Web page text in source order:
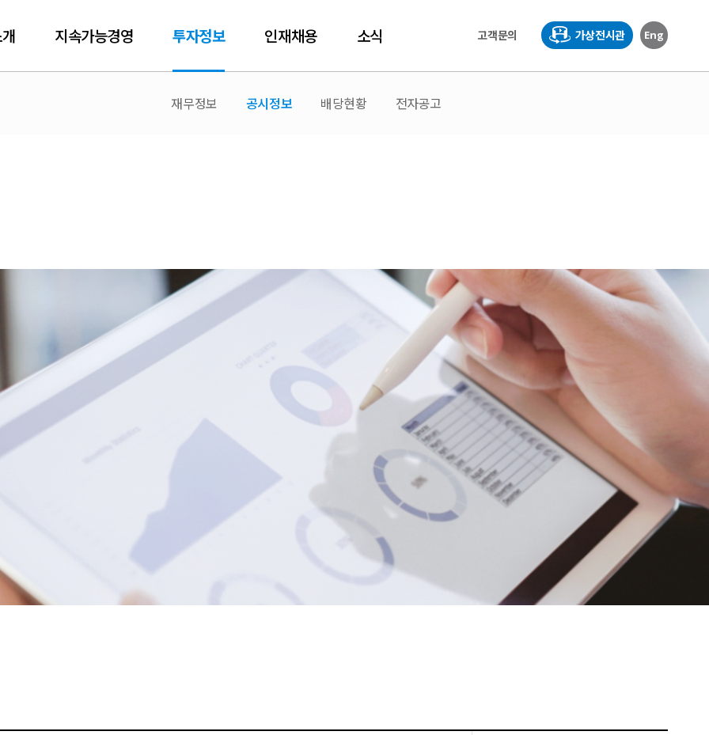
지속가능경영 투자정보
재무정보 공시정보 배당현황 전자공고
인재채용 소식 고객문의 가상전시관 Eng